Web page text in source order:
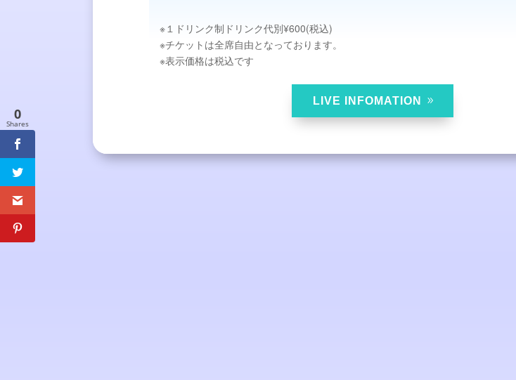
※１ドリンク制ドリンク代別¥600(税込)
※チケットは全席自由となっております。
※表示価格は税込です
LIVE INFOMATION
0
Shares